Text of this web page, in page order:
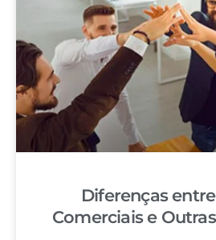
Diferenças
Comerciais e